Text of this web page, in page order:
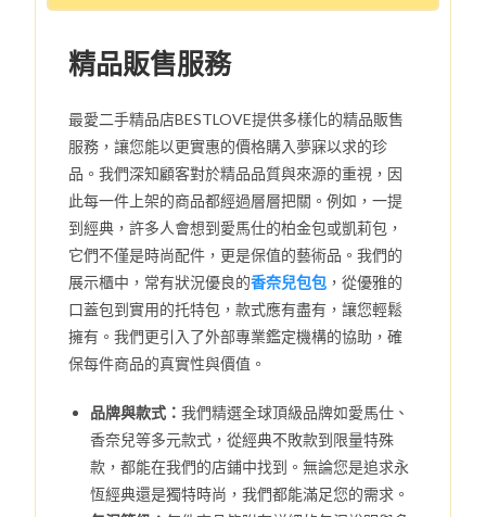
精品販售服務
最愛二手精品店BESTLOVE提供多樣化的精品販售
服務，讓您能以更實惠的價格購入夢寐以求的珍
品。我們深知顧客對於精品品質與來源的重視，因
此每一件上架的商品都經過層層把關。例如，一提
到經典，許多人會想到愛馬仕的柏金包或凱莉包，
它們不僅是時尚配件，更是保值的藝術品。我們的
展示櫃中，常有狀況優良的香奈兒包包 ，從優雅的
口蓋包到實用的托特包，款式應有盡有，讓您輕鬆
擁有。我們更引入了外部專業鑑定機構的協助，確
保每件商品的真實性與價值。
品牌與款式：我們精選全球頂級品牌如愛馬仕、
香奈兒等多元款式，從經典不敗款到限量特殊
款，都能在我們的店鋪中找到。無論您是追求永
恆經典還是獨特時尚，我們都能滿足您的需求。